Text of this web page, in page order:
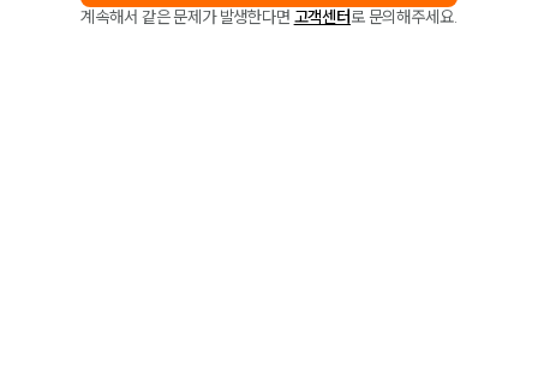
계속해서 같은 문제가 발생한다면 고객센터로 문의해주세요.